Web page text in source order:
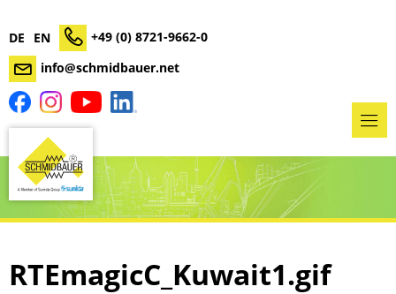
DE EN
+49 (0) 8721-9662-0
info@schmidbauer.net
RTEmagicC_Kuwait1.gif